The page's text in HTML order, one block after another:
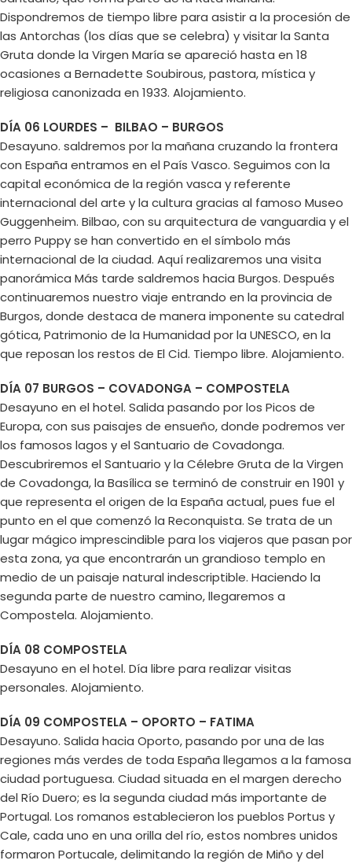
Dispondremos de tiempo libre para asistir a la procesión de
las Antorchas (los días que se celebra) y visitar la Santa
Gruta donde la Virgen María se apareció hasta en 18
ocasiones a Bernadette Soubirous, pastora, mística y
religiosa canonizada en 1933. Alojamiento.
DÍA 06 LOURDES – BILBAO – BURGOS
Desayuno. saldremos por la mañana cruzando la frontera
con España entramos en el País Vasco. Seguimos con la
capital económica de la región vasca y referente
internacional del arte y la cultura gracias al famoso Museo
Guggenheim. Bilbao, con su arquitectura de vanguardia y el
perro Puppy se han convertido en el símbolo más
internacional de la ciudad. Aquí realizaremos una visita
panorámica Más tarde saldremos hacia Burgos. Después
continuaremos nuestro viaje entrando en la provincia de
Burgos, donde destaca de manera imponente su catedral
gótica, Patrimonio de la Humanidad por la UNESCO, en la
que reposan los restos de El Cid. Tiempo libre. Alojamiento.
DÍA 07 BURGOS – COVADONGA – COMPOSTELA
Desayuno en el hotel. Salida pasando por los Picos de
Europa, con sus paisajes de ensueño, donde podremos ver
los famosos lagos y el Santuario de Covadonga.
Descubriremos el Santuario y la Célebre Gruta de la Virgen
de Covadonga, la Basílica se terminó de construir en 1901 y
que representa el origen de la España actual, pues fue el
punto en el que comenzó la Reconquista. Se trata de un
lugar mágico imprescindible para los viajeros que pasan por
esta zona, ya que encontrarán un grandioso templo en
medio de un paisaje natural indescriptible. Haciendo la
segunda parte de nuestro camino, llegaremos a
Compostela. Alojamiento.
DÍA 08 COMPOSTELA
Desayuno en el hotel. Día libre para realizar visitas
personales. Alojamiento.
DÍA 09 COMPOSTELA – OPORTO – FATIMA
Desayuno. Salida hacia Oporto, pasando por una de las
regiones más verdes de toda España llegamos a la famosa
ciudad portuguesa. Ciudad situada en el margen derecho
del Río Duero; es la segunda ciudad más importante de
Portugal. Los romanos establecieron los pueblos Portus y
Cale, cada uno en una orilla del río, estos nombres unidos
formaron Portucale, delimitando la región de Miño y del